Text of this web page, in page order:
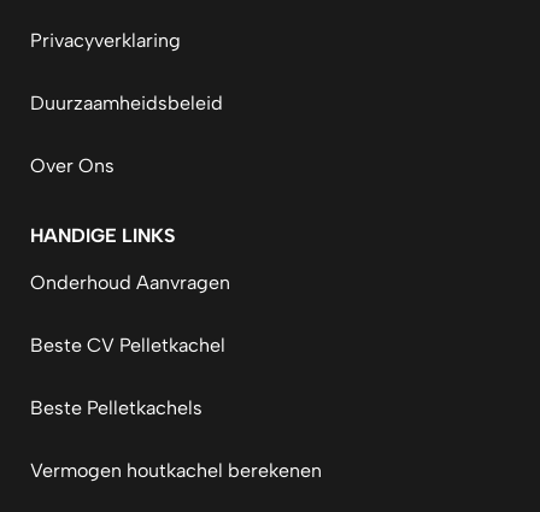
Privacyverklaring
Duurzaamheidsbeleid
Over Ons
HANDIGE LINKS
Onderhoud Aanvragen
Beste CV Pelletkachel
Beste Pelletkachels
Vermogen houtkachel berekenen